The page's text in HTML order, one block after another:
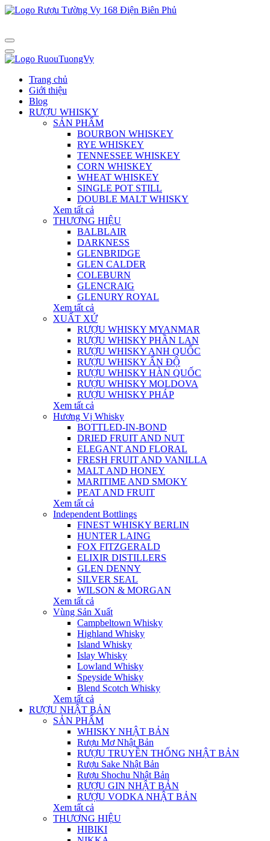
Trang chủ
Giới thiệu
Blog
RƯỢU WHISKY
SẢN PHẨM
BOURBON WHISKEY
RYE WHISKEY
TENNESSEE WHISKEY
CORN WHISKEY
WHEAT WHISKEY
SINGLE POT STILL
DOUBLE MALT WHISKY
Xem tất cả
THƯƠNG HIỆU
BALBLAIR
DARKNESS
GLENBRIDGE
GLEN CALDER
COLEBURN
GLENCRAIG
GLENURY ROYAL
Xem tất cả
XUẤT XỨ
RƯỢU WHISKY MYANMAR
RƯỢU WHISKY PHẦN LAN
RƯỢU WHISKY ANH QUỐC
RƯỢU WHISKY ẤN ĐỘ
RƯỢU WHISKY HÀN QUỐC
RƯỢU WHISKY MOLDOVA
RƯỢU WHISKY PHÁP
Xem tất cả
Hương Vị Whisky
BOTTLED-IN-BOND
DRIED FRUIT AND NUT
ELEGANT AND FLORAL
FRESH FRUIT AND VANILLA
MALT AND HONEY
MARITIME AND SMOKY
PEAT AND FRUIT
Xem tất cả
Independent Bottlings
FINEST WHISKY BERLIN
HUNTER LAING
FOX FITZGERALD
ELIXIR DISTILLERS
GLEN DENNY
SILVER SEAL
WILSON & MORGAN
Xem tất cả
Vùng Sản Xuất
Campbeltown Whisky
Highland Whisky
Island Whisky
Islay Whisky
Lowland Whisky
Speyside Whisky
Blend Scotch Whisky
Xem tất cả
RƯỢU NHẬT BẢN
SẢN PHẨM
WHISKY NHẬT BẢN
Rượu Mơ Nhật Bản
RƯỢU TRUYỀN THỐNG NHẬT BẢN
Rượu Sake Nhật Bản
Rượu Shochu Nhật Bản
RƯỢU GIN NHẬT BẢN
RƯỢU VODKA NHẬT BẢN
Xem tất cả
THƯƠNG HIỆU
HIBIKI